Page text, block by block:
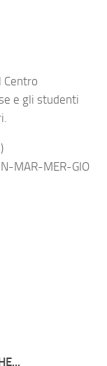
Centro
e gli studenti
MAR-MER-GIO